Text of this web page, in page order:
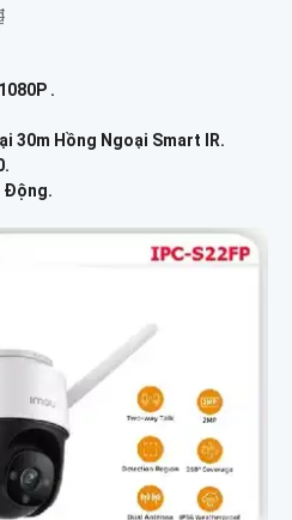
.
30m Hồng Ngoại Smart IR.
Động.